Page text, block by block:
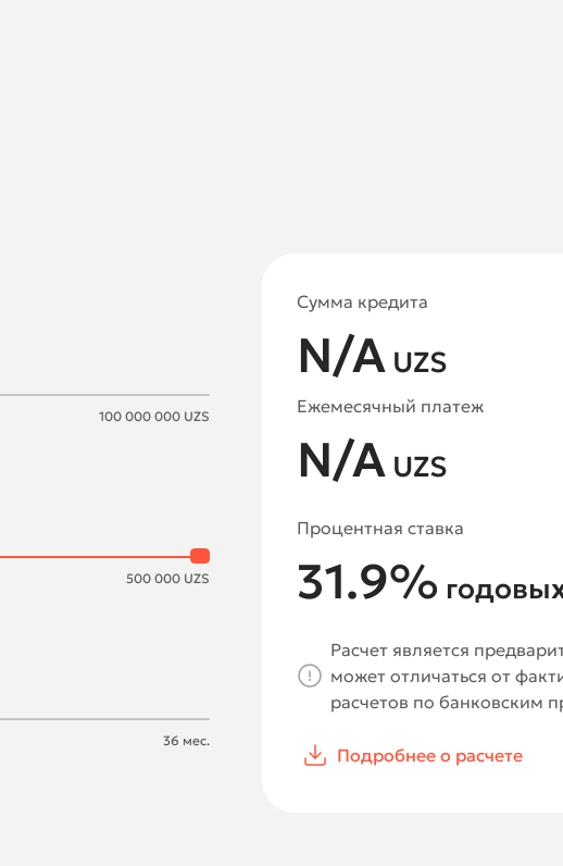
100 000 000 UZS
500 000 UZS
36 мес.
Сумма кредита
N/A UZS
Ежемесячный платеж
N/A UZS
Процентная ставка
31.9%
Расчет является
может отличаться от
расчетов по банковским
Подробнее о расчете